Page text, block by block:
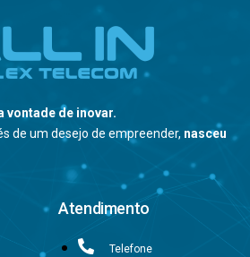
vontade de inovar.
de um desejo de empreender, nasceu
Atendimento
Telefone